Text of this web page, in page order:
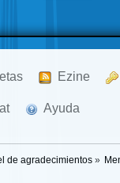
Ezine
Ayuda
de agradecimientos»